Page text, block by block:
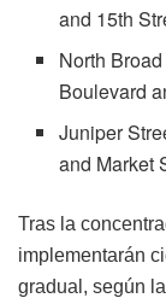
and 15th
North
Boulevard
Juniper
and Market
Tras la
implementarán
gradual, según